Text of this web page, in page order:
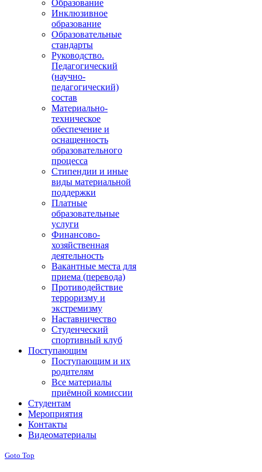
Образование
Инклюзивное
образование
Образовательные
стандарты
Руководство.
Педагогический
(научно-
педагогический)
состав
Материально-
техническое
обеспечение и
оснащенность
образовательного
процесса
Стипендии и иные
виды материальной
поддержки
Платные
образовательные
услуги
Финансово-
хозяйственная
деятельность
Вакантные места для
приема (перевода)
Противодействие
терроризму и
экстремизму
Наставничество
Студенческий
спортивный клуб
Поступающим
Поступающим и их
родителям
Все материалы
приёмной комиссии
Студентам
Мероприятия
Контакты
Видеоматериалы
Goto Top